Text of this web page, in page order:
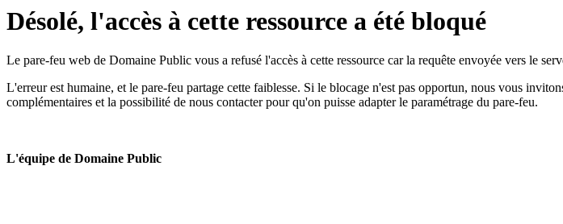
Désolé, l'accès à cette ressource a été bloqué
Le pare-feu web de Domaine Public vous a refusé l'accès à cette ressource car la requête envoyée vers le
L'erreur est humaine, et le pare-feu partage cette faiblesse. Si le blocage n'est pas opportun, nous vous
complémentaires et la possibilité de nous contacter pour qu'on puisse adapter le paramétrage du pare-feu.
L'équipe de Domaine Public